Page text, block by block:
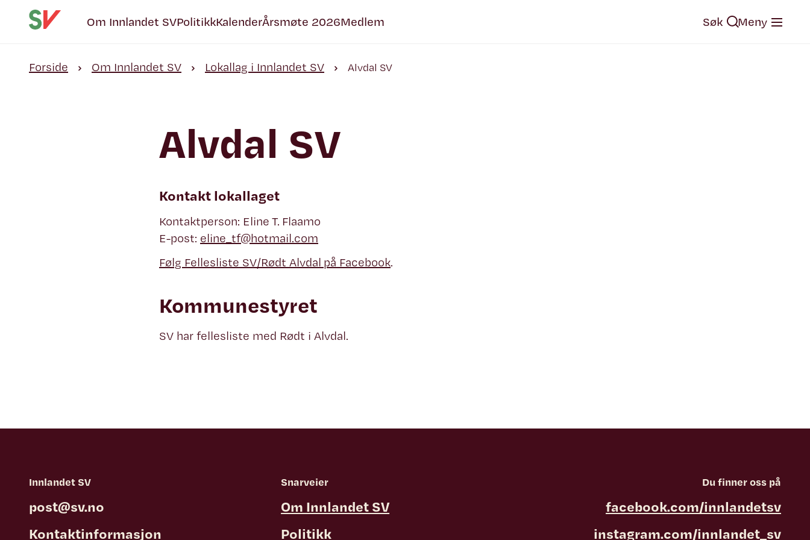
Om Innlandet SVPolitikkKalenderÅrsmøte 2026Medlem Søk Meny
Forside Om Innlandet SV Lokallag i Innlandet SV Alvdal SV
Alvdal SV
Kontakt lokallaget
Kontaktperson: Eline T. Flaamo
E-post: eline_tf@hotmail.com
Følg Fellesliste SV/Rødt Alvdal på Facebook.
Kommunestyret
SV har fellesliste med Rødt i Alvdal.
Innlandet SV
post@sv.no
Kontaktinformasjon
Snarveier
Om Innlandet SV
Politikk
Du finner oss på
facebook.com/innlandetsv
instagram.com/innlandet_sv